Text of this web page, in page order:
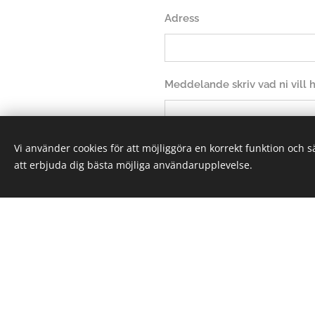
Adress
Meddelande skriv vad ni vill
Vi använder cookies för att möjliggöra en korrekt funktion och
att erbjuda dig bästa möjliga användarupplevelse.